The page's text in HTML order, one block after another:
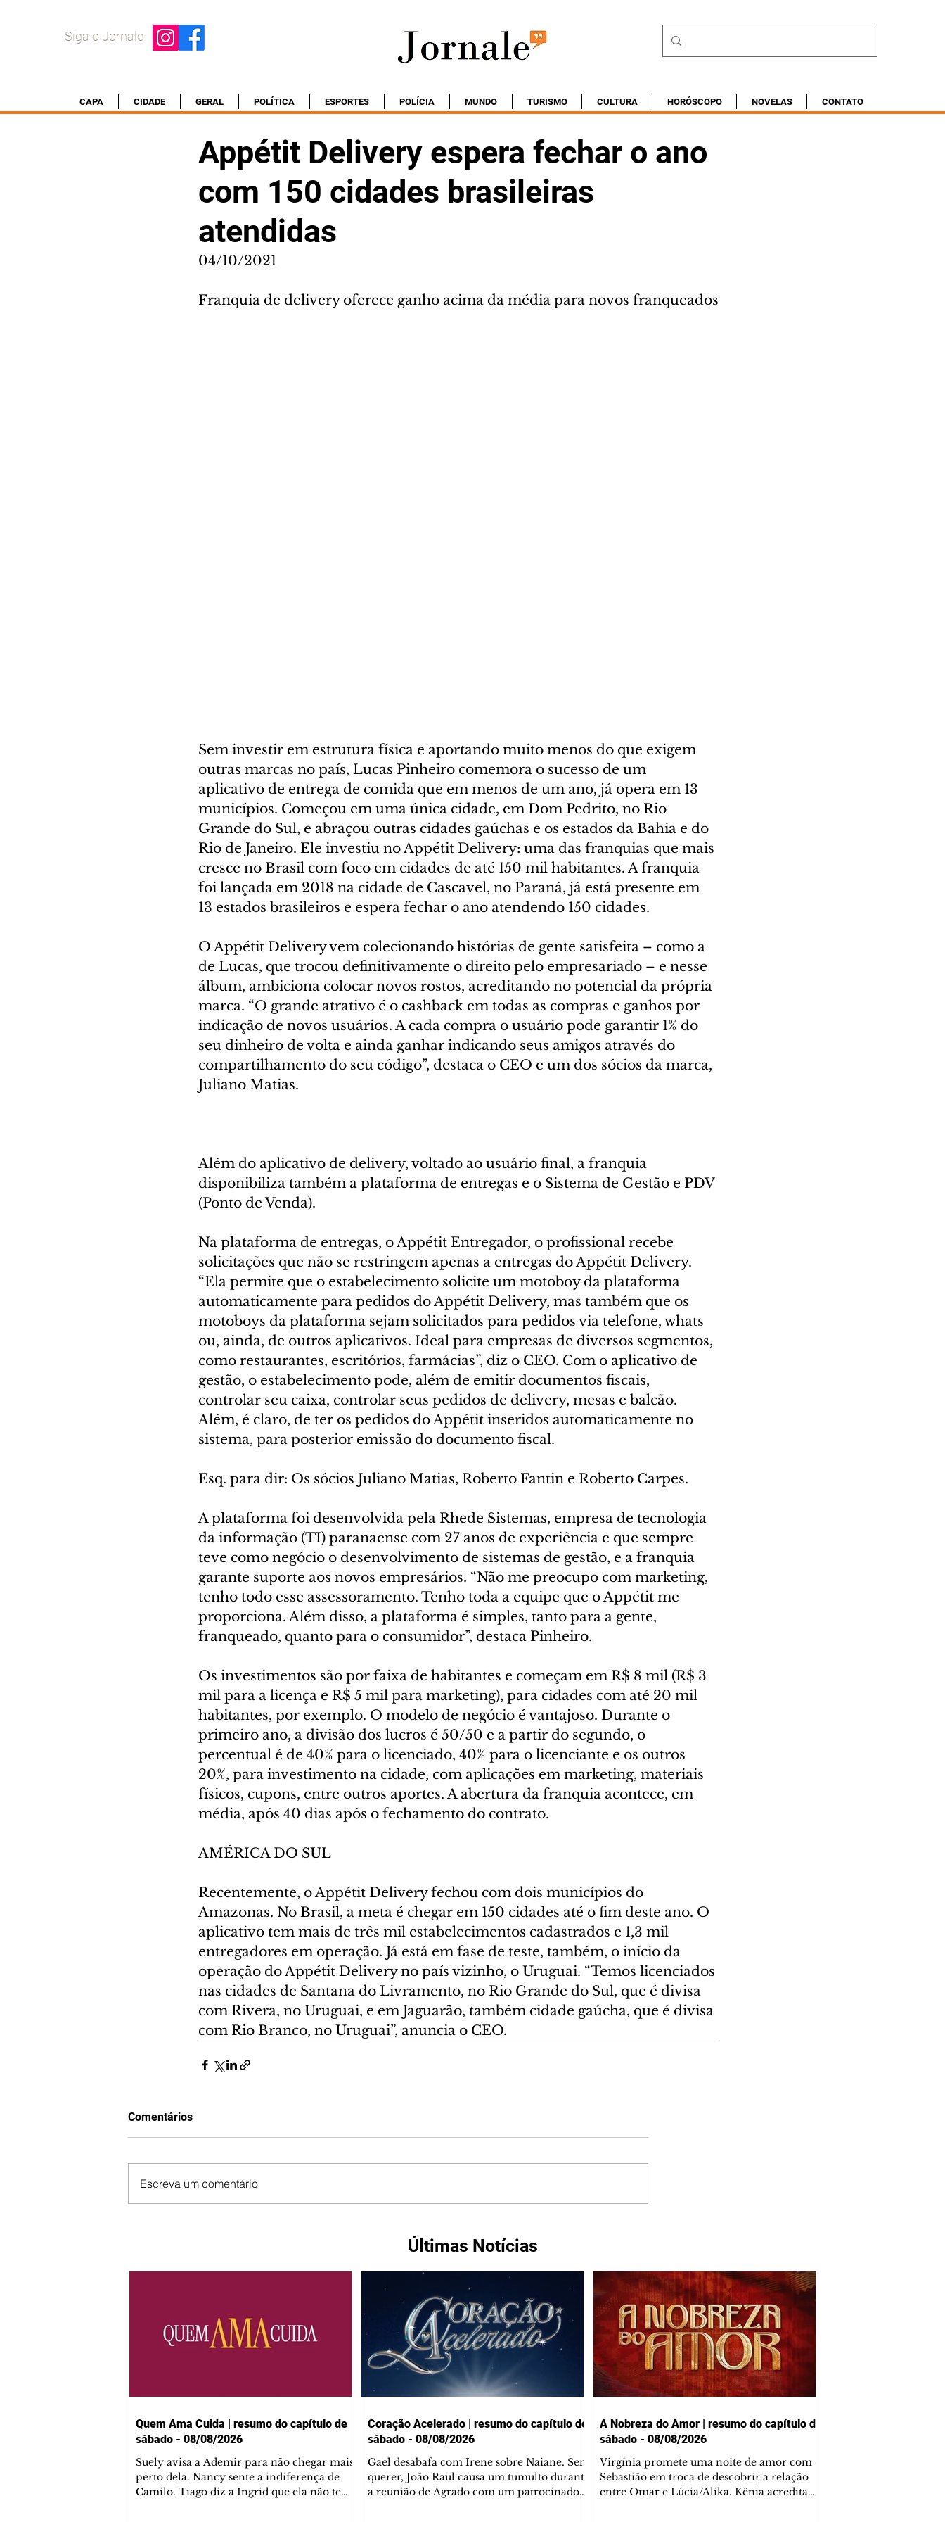
Siga o Jornale
CAPA CIDADE GERAL POLÍTICA ESPORTES POLÍCIA MUNDO TURISMO CULTURA HORÓSCOPO NOVELAS CONTATO
Appétit Delivery espera fechar o ano
com 150 cidades brasileiras
atendidas
04/10/2021
Franquia de delivery oferece ganho acima da média para novos franqueados
Sem investir em estrutura física e aportando muito menos do que exigem
outras marcas no país, Lucas Pinheiro comemora o sucesso de um
aplicativo de entrega de comida que em menos de um ano, já opera em 13
municípios. Começou em uma única cidade, em Dom Pedrito, no Rio
Grande do Sul, e abraçou outras cidades gaúchas e os estados da Bahia e do
Rio de Janeiro. Ele investiu no Appétit Delivery: uma das franquias que mais
cresce no Brasil com foco em cidades de até 150 mil habitantes. A franquia
foi lançada em 2018 na cidade de Cascavel, no Paraná, já está presente em
13 estados brasileiros e espera fechar o ano atendendo 150 cidades.
O Appétit Delivery vem colecionando histórias de gente satisfeita – como a
de Lucas, que trocou definitivamente o direito pelo empresariado – e nesse
álbum, ambiciona colocar novos rostos, acreditando no potencial da própria
marca. “O grande atrativo é o cashback em todas as compras e ganhos por
indicação de novos usuários. A cada compra o usuário pode garantir 1% do
seu dinheiro de volta e ainda ganhar indicando seus amigos através do
compartilhamento do seu código”, destaca o CEO e um dos sócios da marca,
Juliano Matias.
Além do aplicativo de delivery, voltado ao usuário final, a franquia
disponibiliza também a plataforma de entregas e o Sistema de Gestão e PDV
(Ponto de Venda).
Na plataforma de entregas, o Appétit Entregador, o profissional recebe
solicitações que não se restringem apenas a entregas do Appétit Delivery.
“Ela permite que o estabelecimento solicite um motoboy da plataforma
automaticamente para pedidos do Appétit Delivery, mas também que os
motoboys da plataforma sejam solicitados para pedidos via telefone, whats
ou, ainda, de outros aplicativos. Ideal para empresas de diversos segmentos,
como restaurantes, escritórios, farmácias”, diz o CEO. Com o aplicativo de
gestão, o estabelecimento pode, além de emitir documentos fiscais,
controlar seu caixa, controlar seus pedidos de delivery, mesas e balcão.
Além, é claro, de ter os pedidos do Appétit inseridos automaticamente no
sistema, para posterior emissão do documento fiscal.
Esq. para dir: Os sócios Juliano Matias, Roberto Fantin e Roberto Carpes.
A plataforma foi desenvolvida pela Rhede Sistemas, empresa de tecnologia
da informação (TI) paranaense com 27 anos de experiência e que sempre
teve como negócio o desenvolvimento de sistemas de gestão, e a franquia
garante suporte aos novos empresários. “Não me preocupo com marketing,
tenho todo esse assessoramento. Tenho toda a equipe que o Appétit me
proporciona. Além disso, a plataforma é simples, tanto para a gente,
franqueado, quanto para o consumidor”, destaca Pinheiro.
Os investimentos são por faixa de habitantes e começam em R$ 8 mil (R$ 3
mil para a licença e R$ 5 mil para marketing), para cidades com até 20 mil
habitantes, por exemplo. O modelo de negócio é vantajoso. Durante o
primeiro ano, a divisão dos lucros é 50/50 e a partir do segundo, o
percentual é de 40% para o licenciado, 40% para o licenciante e os outros
20%, para investimento na cidade, com aplicações em marketing, materiais
físicos, cupons, entre outros aportes. A abertura da franquia acontece, em
média, após 40 dias após o fechamento do contrato.
AMÉRICA DO SUL
Recentemente, o Appétit Delivery fechou com dois municípios do
Amazonas. No Brasil, a meta é chegar em 150 cidades até o fim deste ano. O
aplicativo tem mais de três mil estabelecimentos cadastrados e 1,3 mil
entregadores em operação. Já está em fase de teste, também, o início da
operação do Appétit Delivery no país vizinho, o Uruguai. “Temos licenciados
nas cidades de Santana do Livramento, no Rio Grande do Sul, que é divisa
com Rivera, no Uruguai, e em Jaguarão, também cidade gaúcha, que é divisa
com Rio Branco, no Uruguai”, anuncia o CEO.
Comentários
Escreva um comentário
Últimas Notícias
Quem Ama Cuida | resumo do capítulo de
sábado - 08/08/2026
Suely avisa a Ademir para não chegar mais
perto dela. Nancy sente a indiferença de
Camilo. Tiago diz a Ingrid que ela não tem
Coração Acelerado | resumo do capítulo de
sábado - 08/08/2026
Gael desabafa com Irene sobre Naiane. Sem
querer, João Raul causa um tumulto durante
a reunião de Agrado com um patrocinador.
A Nobreza do Amor | resumo do capítulo de
sábado - 08/08/2026
Virgínia promete uma noite de amor com
Sebastião em troca de descobrir a relação
entre Omar e Lúcia/Alika. Kênia acredita